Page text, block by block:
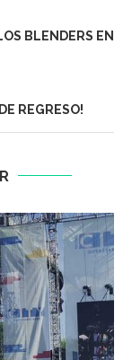
BLENDERS EN
REGRESO!